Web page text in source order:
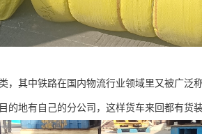
，其中铁路在国内物流行业领域里又被广泛
的地有自己的分公司，这样货车来回都有货